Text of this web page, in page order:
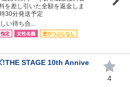
を差し引いた全額を返金しま
30分発送予定
い待ち合...
定 女性名義
塗りつぶしなし
!THE STAGE 10th Annive
4